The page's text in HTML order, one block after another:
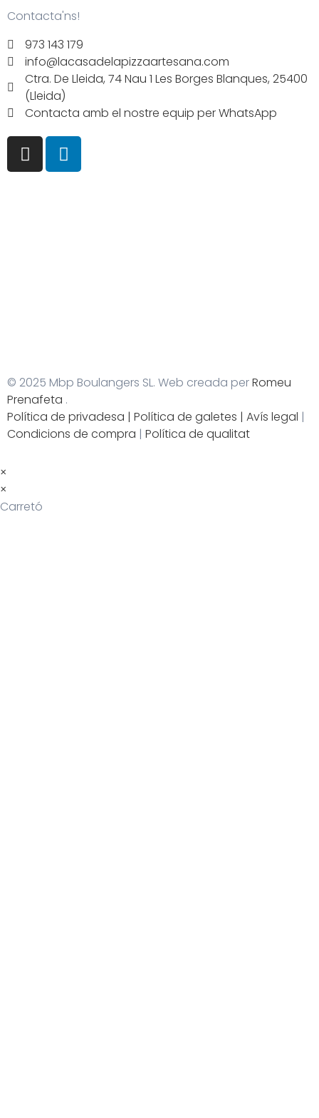
Contacta'ns!
973 143 179
info@lacasadelapizzaartesana.com
Ctra. De Lleida, 74 Nau 1 Les Borges Blanques, 25400
(Lleida)
Contacta amb el nostre equip per WhatsApp
© 2025 Mbp Boulangers SL. Web creada perRomeu
Prenafeta .
Política de privadesa | Política de galetes | Avís legal |
Condicions de compra | Política de qualitat
×
×
Carretó